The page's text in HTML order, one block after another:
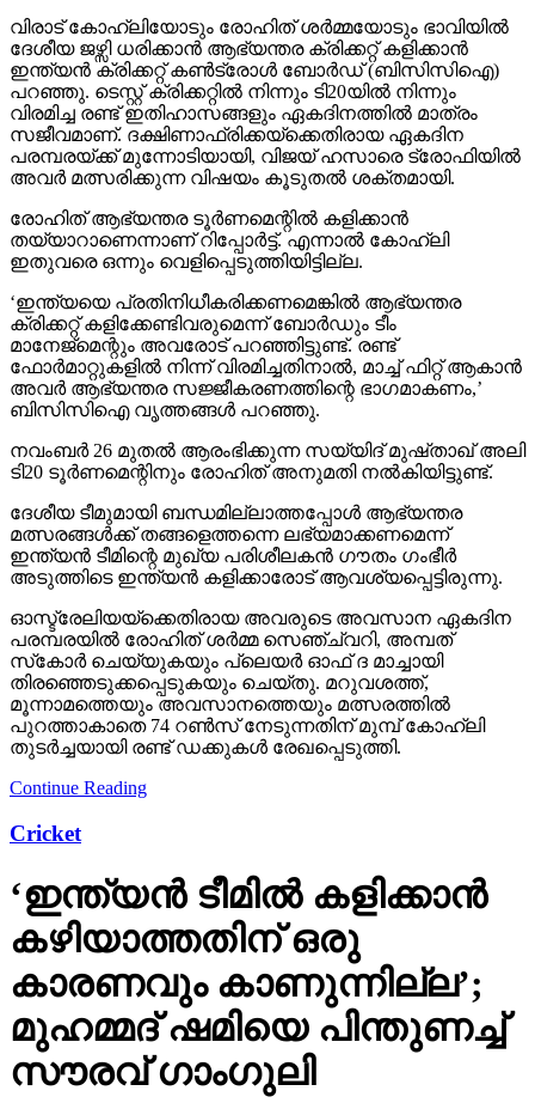
വിരാട് കോഹ്ലിയോടും രോഹിത് ശര്‍മ്മയോടും ഭാവിയില്‍
ദേശീയ ജഴ്സി ധരിക്കാന്‍ ആഭ്യന്തര ക്രിക്കറ്റ് കളിക്കാന്‍
ഇന്ത്യന്‍ ക്രിക്കറ്റ് കണ്‍ട്രോള്‍ ബോര്‍ഡ് (ബിസിസിഐ)
പറഞ്ഞു. ടെസ്റ്റ് ക്രിക്കറ്റില്‍ നിന്നും ടി20യില്‍ നിന്നും
വിരമിച്ച രണ്ട് ഇതിഹാസങ്ങളും ഏകദിനത്തില്‍ മാത്രം
സജീവമാണ്. ദക്ഷിണാഫ്രിക്കയ്ക്കെതിരായ ഏകദിന
പരമ്പരയ്ക്ക് മുന്നോടിയായി, വിജയ് ഹസാരെ ട്രോഫിയില്‍
അവര്‍ മത്സരിക്കുന്ന വിഷയം കൂടുതല്‍ ശക്തമായി.
രോഹിത് ആഭ്യന്തര ടൂര്‍ണമെന്റില്‍ കളിക്കാന്‍
തയ്യാറാണെന്നാണ് റിപ്പോര്‍ട്ട്. എന്നാല്‍ കോഹ്ലി
ഇതുവരെ ഒന്നും വെളിപ്പെടുത്തിയിട്ടില്ല.
‘ഇന്ത്യയെ പ്രതിനിധീകരിക്കണമെങ്കില്‍ ആഭ്യന്തര
ക്രിക്കറ്റ് കളിക്കേണ്ടിവരുമെന്ന് ബോര്‍ഡും ടീം
മാനേജ്മെന്റും അവരോട് പറഞ്ഞിട്ടുണ്ട്. രണ്ട്
ഫോര്‍മാറ്റുകളില്‍ നിന്ന് വിരമിച്ചതിനാല്‍, മാച്ച് ഫിറ്റ് ആകാന്‍
അവര്‍ ആഭ്യന്തര സജ്ജീകരണത്തിന്റെ ഭാഗമാകണം,’
ബിസിസിഐ വൃത്തങ്ങള്‍ പറഞ്ഞു.
നവംബര്‍ 26 മുതല്‍ ആരംഭിക്കുന്ന സയ്യിദ് മുഷ്താഖ് അലി
ടി20 ടൂര്‍ണമെന്റിനും രോഹിത് അനുമതി നല്‍കിയിട്ടുണ്ട്.
ദേശീയ ടീമുമായി ബന്ധമില്ലാത്തപ്പോള്‍ ആഭ്യന്തര
മത്സരങ്ങള്‍ക്ക് തങ്ങളെത്തന്നെ ലഭ്യമാക്കണമെന്ന്
ഇന്ത്യന്‍ ടീമിന്റെ മുഖ്യ പരിശീലകന്‍ ഗൗതം ഗംഭീര്‍
അടുത്തിടെ ഇന്ത്യന്‍ കളിക്കാരോട് ആവശ്യപ്പെട്ടിരുന്നു.
ഓസ്ട്രേലിയയ്ക്കെതിരായ അവരുടെ അവസാന ഏകദിന
പരമ്പരയില്‍ രോഹിത് ശര്‍മ്മ സെഞ്ച്വറി, അമ്പത്
സ്‌കോര്‍ ചെയ്യുകയും പ്ലെയര്‍ ഓഫ് ദ മാച്ചായി
തിരഞ്ഞെടുക്കപ്പെടുകയും ചെയ്തു. മറുവശത്ത്,
മൂന്നാമത്തെയും അവസാനത്തെയും മത്സരത്തില്‍
പുറത്താകാതെ 74 റണ്‍സ് നേടുന്നതിന് മുമ്പ് കോഹ്ലി
തുടര്‍ച്ചയായി രണ്ട് ഡക്കുകള്‍ രേഖപ്പെടുത്തി.
Continue Reading
Cricket
‘ഇന്ത്യന്‍ ടീമില്‍ കളിക്കാന്‍
കഴിയാത്തതിന് ഒരു
കാരണവും കാണുന്നില്ല’;
മുഹമ്മദ് ഷമിയെ പിന്തുണച്ച്
സൗരവ് ഗാംഗുലി